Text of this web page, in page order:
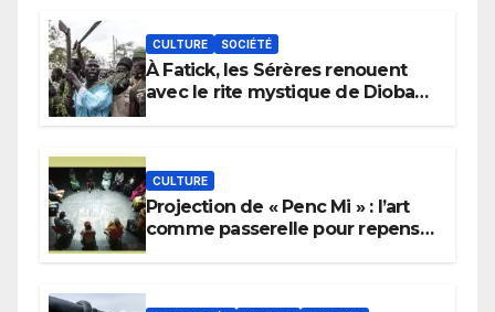
CULTURE SOCIÉTÉ
À Fatick, les Sérères renouent
avec le rite mystique de Diobaye
CULTURE
Projection de « Penc Mi » : l’art
comme passerelle pour repenser